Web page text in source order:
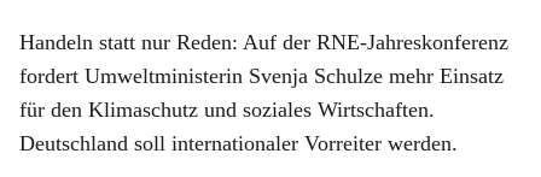
Handeln statt nur Reden: Auf der RNE-Jahreskonferenz
fordert Umweltministerin Svenja Schulze mehr Einsatz
für den Klimaschutz und soziales Wirtschaften.
Deutschland soll internationaler Vorreiter werden.